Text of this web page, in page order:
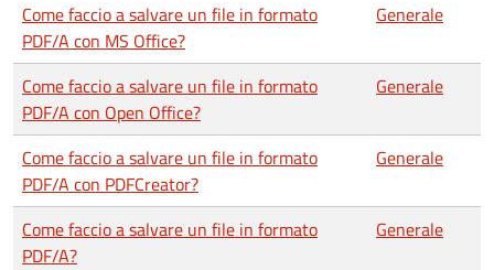
Come faccio a salvare un file in formato
PDF/A con MS Office?
Generale
Come faccio a salvare un file in formato
PDF/A con Open Office?
Generale
Come faccio a salvare un file in formato
PDF/A con PDFCreator?
Generale
Come faccio a salvare un file in formato
PDF/A?
Generale